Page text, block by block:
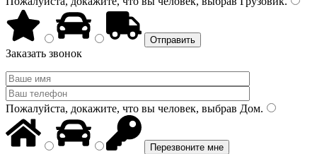
Заказать звонок
Пожалуйста, докажите, что вы человек, выбрав Дом.